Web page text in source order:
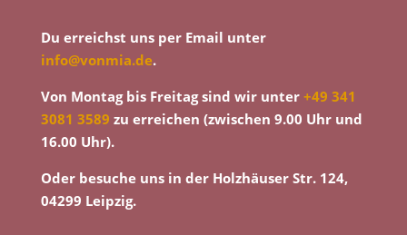
Du erreichst uns per Email unter
info@vonmia.de.
Von Montag bis Freitag sind wir unter +49 341
3081 3589 zu erreichen (zwischen 9.00 Uhr und
16.00 Uhr).
Oder besuche uns in der Holzhäuser Str. 124,
04299 Leipzig.